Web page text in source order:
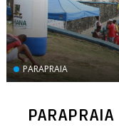
PARAPRAIA